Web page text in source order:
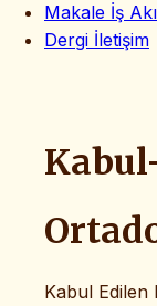
Makale İş
Dergi İletişim
Kabul Edilen